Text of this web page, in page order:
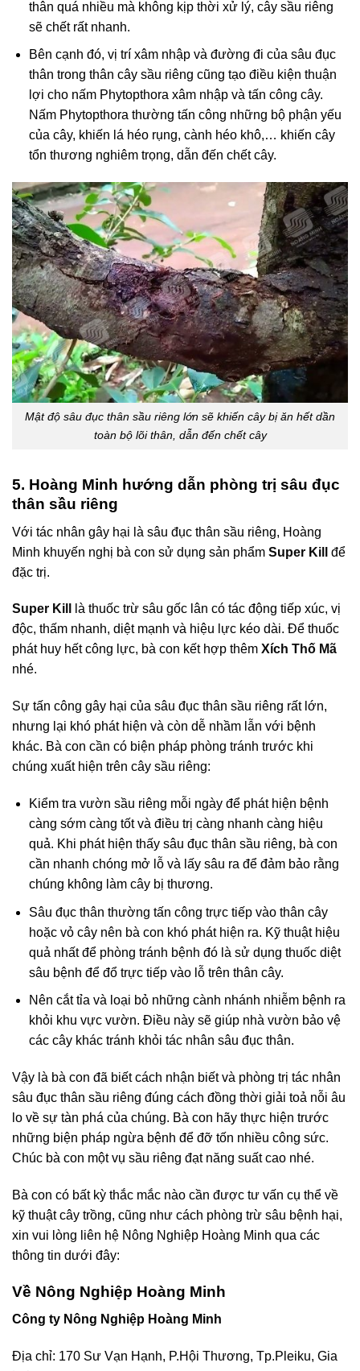
thân quá nhiều mà không kịp thời xử lý, cây sầu riêng
sẽ chết rất nhanh.
Bên cạnh đó, vị trí xâm nhập và đường đi của sâu đục
thân trong thân cây sầu riêng cũng tạo điều kiện thuận
lợi cho nấm Phytopthora xâm nhập và tấn công cây.
Nấm Phytopthora thường tấn công những bộ phận yếu
của cây, khiến lá héo rụng, cành héo khô,… khiến cây
tổn thương nghiêm trọng, dẫn đến chết cây.
Mật độ sâu đục thân sầu riêng lớn sẽ khiến cây bị ăn hết dần
toàn bộ lõi thân, dẫn đến chết cây
5. Hoàng Minh hướng dẫn phòng trị sâu đục
thân sầu riêng
Với tác nhân gây hại là sâu đục thân sầu riêng, Hoàng
Minh khuyến nghị bà con sử dụng sản phẩm Super Kill
để
đặc trị.
Super Kill
là thuốc trừ sâu gốc lân có tác động tiếp xúc, vị
độc, thấm nhanh, diệt mạnh và hiệu lực kéo dài. Để thuốc
phát huy hết công lực, bà con kết hợp thêm Xích Thố Mã
nhé.
Sự tấn công gây hại của sâu đục thân sầu riêng rất lớn,
nhưng lại khó phát hiện và còn dễ nhầm lẫn với bệnh
khác. Bà con cần có biện pháp phòng tránh trước khi
chúng xuất hiện trên cây sầu riêng:
Kiểm tra vườn sầu riêng mỗi ngày để phát hiện bệnh
càng sớm càng tốt và điều trị càng nhanh càng hiệu
quả. Khi phát hiện thấy sâu đục thân sầu riêng, bà con
cần nhanh chóng mở lỗ và lấy sâu ra để đảm bảo rằng
chúng không làm cây bị thương.
Sâu đục thân thường tấn công trực tiếp vào thân cây
hoặc vỏ cây nên bà con khó phát hiện ra. Kỹ thuật hiệu
quả nhất để phòng tránh bệnh đó là sử dụng thuốc diệt
sâu bệnh để đổ trực tiếp vào lỗ trên thân cây.
Nên cắt tỉa và loại bỏ những cành nhánh nhiễm bệnh ra
khỏi khu vực vườn. Điều này sẽ giúp nhà vườn bảo vệ
các cây khác tránh khỏi tác nhân sâu đục thân.
Vậy là bà con đã biết cách nhận biết và phòng trị tác nhân
sâu đục thân sầu riêng đúng cách đồng thời giải toả nỗi âu
lo về sự tàn phá của chúng. Bà con hãy thực hiện trước
những biện pháp ngừa bệnh để đỡ tốn nhiều công sức.
Chúc bà con một vụ sầu riêng đạt năng suất cao nhé.
Bà con có bất kỳ thắc mắc nào cần được tư vấn cụ thể về
kỹ thuật cây trồng, cũng như cách phòng trừ sâu bệnh hại,
xin vui lòng liên hệ Nông Nghiệp Hoàng Minh qua các
thông tin dưới đây:
Về Nông Nghiệp Hoàng Minh
Công ty Nông Nghiệp Hoàng Minh
Địa chỉ: 170 Sư Vạn Hạnh, P.Hội Thương, Tp.Pleiku, Gia